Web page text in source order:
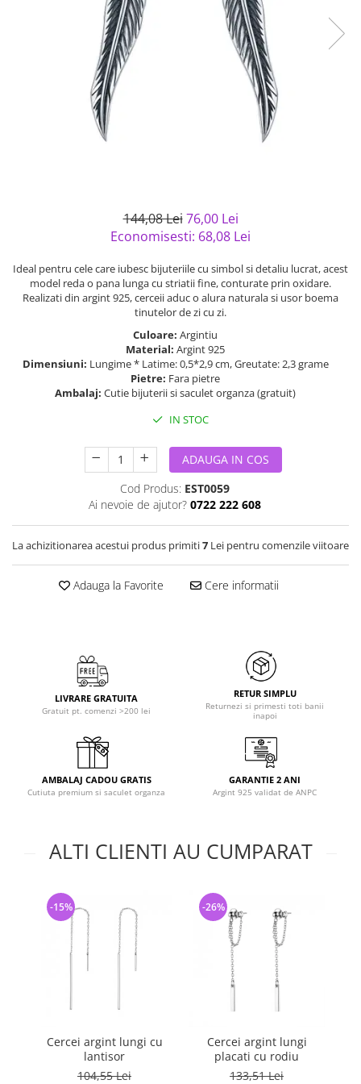
Bijuterii argint placat cu aur
Bijuterii argint cu diverse
Bijuterii argint cu murano
Bijuterii gotice si rock
Bijuterii Handmade
Bijuterii fantezie
Casete si cutii de bijuterii
Bijuterii tungsten
Solutii si lavete de curatare
144,08 Lei 76,00 Lei
Economisesti: 68,08 Lei
Ideal pentru cele care iubesc bijuteriile cu simbol si detaliu lucrat, acest
model reda o pana lunga cu striatii fine, conturate prin oxidare.
Realizati din argint 925, cerceii aduc o alura naturala si usor boema
tinutelor de zi cu zi.
Culoare: Argintiu
Material: Argint 925
Dimensiuni: Lungime * Latime: 0,5*2,9 cm, Greutate: 2,3 grame
Pietre: Fara pietre
Ambalaj: Cutie bijuterii si saculet organza (gratuit)
IN STOC
ADAUGA IN COS
Cod Produs: EST0059
Ai nevoie de ajutor? 0722 222 608
La achizitionarea acestui produs primiti7 Lei pentru comenzile viitoare
Adauga la Favorite Cere informatii
LIVRARE GRATUITA
Gratuit pt. comenzi >200 lei
RETUR SIMPLU
Returnezi si primesti toti banii
inapoi
AMBALAJ CADOU GRATIS
Cutiuta premium si saculet organza
GARANTIE 2 ANI
Argint 925 validat de ANPC
ALTI CLIENTI AU CUMPARAT
Cercei argint lungi cu
lantisor
104,55 Lei
-15%
Cercei argint lungi
placati cu rodiu
133,51 Lei
-26%